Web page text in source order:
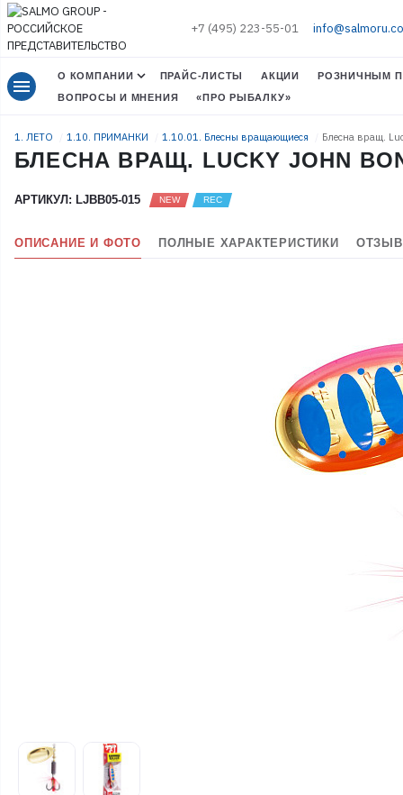
+7 (495) 223-55-01
menu О КОМПАНИИ ПРАЙС-ЛИСТЫ АКЦИИ
РОЗНИЧНЫМ
ВОПРОСЫ И МНЕНИЯ
«ПРО РЫБАЛКУ»
1. ЛЕТО 1.10. ПРИМАНКИ 1.10.01. Блесны вращающиеся Блесна вращ.
БЛЕСНА ВРАЩ. LUCKY JOHN
АРТИКУЛ: LJBB05-015
ОПИСАНИЕ И ФОТО ПОЛНЫЕ ХАРАКТЕРИСТИКИ